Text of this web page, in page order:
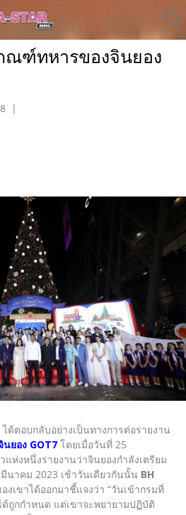
ณฑ์ทหารของจินยอง
|
ได้ตอบกลับอย่างเป็นทางการต่อรายงาน
นยอง GOT7 โดยเมื่อวันที่ 25
ห่งหนึ่งรายงานว่าจินยองกำลังเตรียม
นาคม 2023 เช้าวันเดียวกันนั้น BH
งเขาได้ออกมาชี้แจงว่า “วันเข้ากรมที่
ถูกกำหนด แต่เขาจะพยายามปฏิบัติ